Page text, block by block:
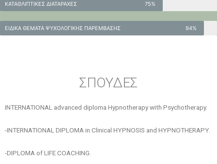
ΚΑΤΑΘΛΙΠΤΙΚΕΣ ΔΙΑΤΑΡΑΧΕΣ 75%
ΕΙΔΙΚΑ ΘΕΜΑΤΑ ΨΥΧΟΛΟΓΙΚΗΣ ΠΑΡΕΜΒΑΣΗΣ 94%
ΣΠΟΥΔΕΣ
INTERNATIONAL advanced diploma Hypnotherapy with Psychotherapy.
-INTERNATIONAL DIPLOMA in Clinical HYPNOSIS and HYPNOTHERAPY.
-DIPLOMA of LIFE COACHING.